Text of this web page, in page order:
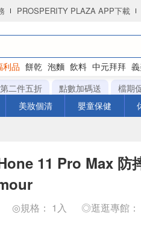
PROSPERITY PLAZA APP下載
利品 餅乾 泡麵 飲料 中元拜拜
第二件五折 點數加碼送
檔期
美妝個清 嬰童保健
11 Pro Max 防
◎規格： 1入
◎逛逛專館：